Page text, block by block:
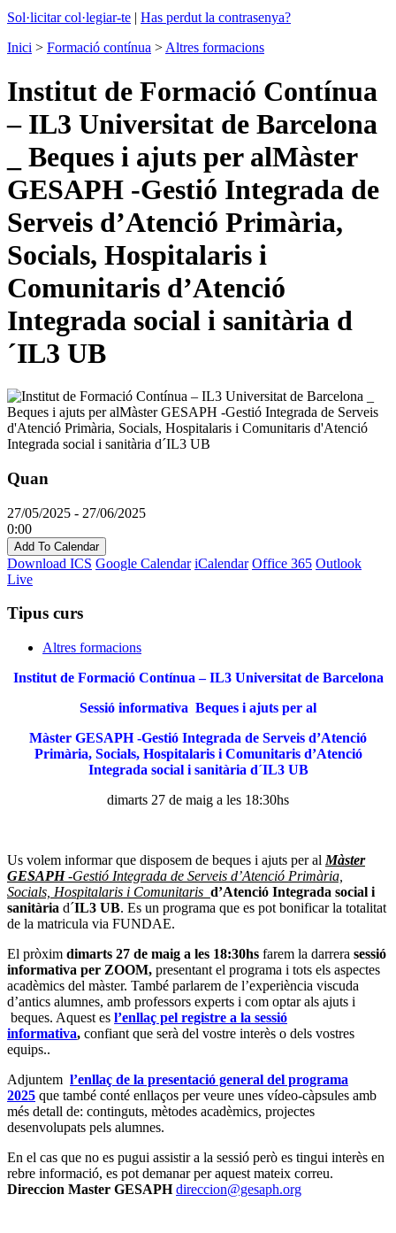
Sol·licitar col·legiar-te | Has perdut la contrasenya?
Inici > Formació contínua > Altres formacions
Institut de Formació Contínua
– IL3 Universitat de Barcelona
_ Beques i ajuts per alMàster
GESAPH -Gestió Integrada de
Serveis d’Atenció Primària,
Socials, Hospitalaris i
Comunitaris d’Atenció
Integrada social i sanitària d
´IL3 UB
Quan
27/05/2025 - 27/06/2025
0:00
Add To Calendar
Download ICS Google Calendar iCalendar Office 365 Outlook
Live
Tipus curs
Altres formacions
Institut de Formació Contínua – IL3 Universitat de Barcelona
Sessió informativa Beques i ajuts per al
Màster GESAPH -Gestió Integrada de Serveis d’Atenció
Primària, Socials, Hospitalaris i Comunitaris d’Atenció
Integrada social i sanitària d´IL3 UB
dimarts 27 de maig a les 18:30hs
Us volem informar que disposem de beques i ajuts per al Màster
GESAPH-Gestió Integrada de Serveis d’Atenció Primària,
Socials, Hospitalaris i Comunitaris d’Atenció Integrada social i
sanitària d´IL3 UB. Es un programa que es pot bonificar la totalitat
de la matricula via FUNDAE.
El pròxim dimarts 27 de maig a les 18:30hs farem la darrera sessió
informativa per ZOOM, presentant el programa i tots els aspectes
acadèmics del màster. També parlarem de l’experiència viscuda
d’antics alumnes, amb professors experts i com optar als ajuts i
beques. Aquest es l’enllaç pel registre a la sessió
informativa, confiant que serà del vostre interès o dels vostres
equips..
Adjuntem l’enllaç de la presentació general del programa
2025 que també conté enllaços per veure unes vídeo-càpsules amb
més detall de: continguts, mètodes acadèmics, projectes
desenvolupats pels alumnes.
En el cas que no es pugui assistir a la sessió però es tingui interès en
rebre informació, es pot demanar per aquest mateix correu.
Direccion Master GESAPH direccion@gesaph.org